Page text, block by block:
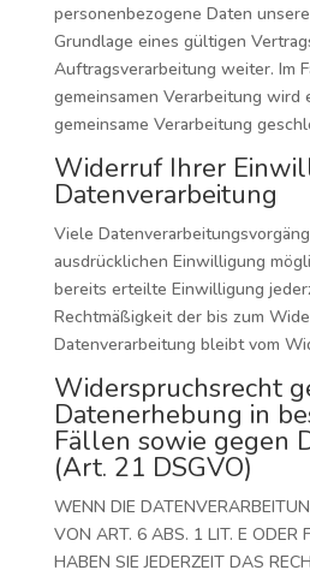
personenbezogene Daten
Grundlage eines gültigen
Auftragsverarbeitung weiter. Im
gemeinsamen Verarbeitung wird
gemeinsame Verarbeitung
Widerruf Ihrer
Datenverarbeitung
Viele
ausdrücklichen Einwilligung
bereits erteilte Einwilligung
Rechtmäßigkeit der bis zum
Datenverarbeitung bleibt vom
Widerspruchsrecht
Datenerhebung in
Fällen sowie gegen
(Art. 21 DSGVO)
WENN DIE
VON ART. 6 ABS. 1 LIT. E ODER
HABEN SIE JEDERZEIT DAS